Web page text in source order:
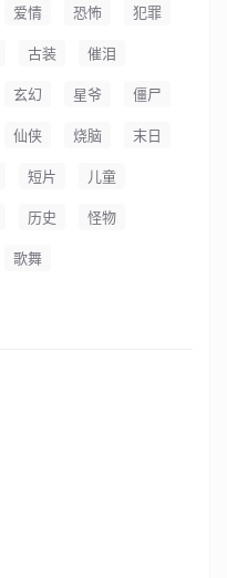
爱情 恐怖 犯罪
古装 催泪
玄幻 星爷 僵尸
仙侠 烧脑 末日
短片 儿童
历史 怪物
歌舞